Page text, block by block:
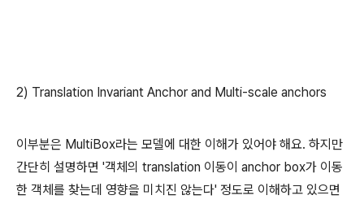
2) Translation Invariant Anchor and Multi-scale anchors
이부분은 MultiBox라는 모델에 대한 이해가 있어야 해요. 하지만
간단히 설명하면 '객체의 translation 이동이 anchor box가 이동
한 객체를 찾는데 영향을 미치진 않는다' 정도로 이해하고 있으면